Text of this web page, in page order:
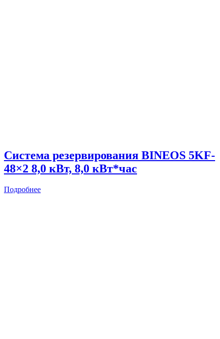
Система резервирования BINEOS 5KF-
48×2 8,0 кВт, 8,0 кВт*час
Подробнее